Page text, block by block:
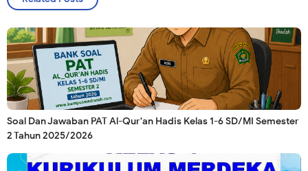
Soal Dan Jawaban PAT Al-Qur'an Hadis Kelas 1-6 SD/MI Semester
2 Tahun 2025/2026